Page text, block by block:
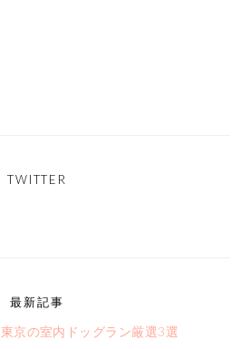
TWITTER
最新記事
京の室内ドッグラン厳選3選